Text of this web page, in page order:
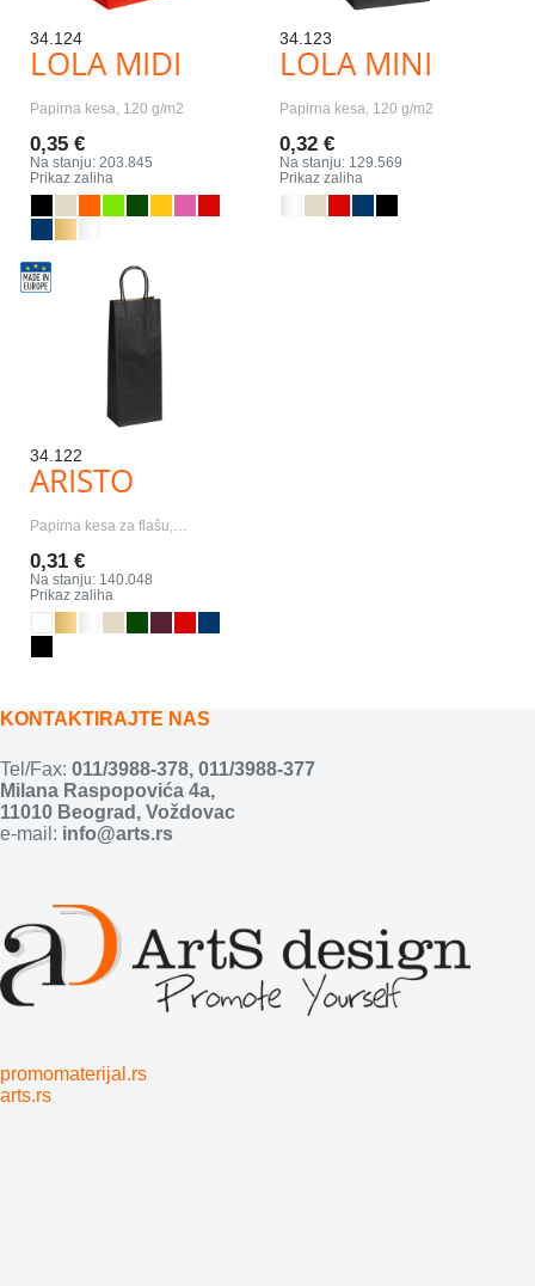
34.124
LOLA MIDI
Papirna kesa, 120 g/m2
0,35 €
Na stanju: 203.845
Prikaz zaliha
34.123
LOLA MINI
Papirna kesa, 120 g/m2
0,32 €
Na stanju: 129.569
Prikaz zaliha
34.122
ARISTO
Papirna kesa za flašu,…
0,31 €
Na stanju: 140.048
Prikaz zaliha
KONTAKTIRAJTE NAS
Tel/Fax: 011/3988-378, 011/3988-377
Milana Raspopovića 4a,
11010 Beograd, Voždovac
e-mail: info@arts.rs
promomaterijal.rs
arts.rs